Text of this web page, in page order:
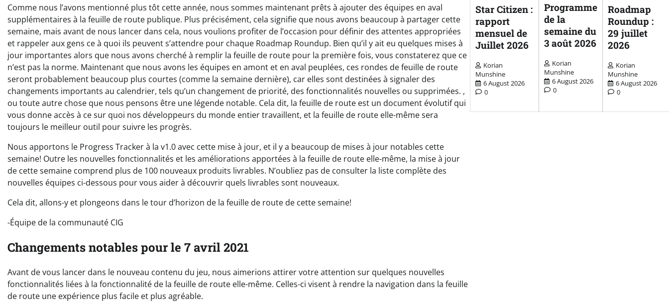
Comme nous l’avons mentionné plus tôt cette année, nous sommes maintenant prêts à ajouter des équipes en aval
supplémentaires à la feuille de route publique. Plus précisément, cela signifie que nous avons beaucoup à partager cette
semaine, mais avant de nous lancer dans cela, nous voulions profiter de l’occasion pour définir des attentes appropriées
et rappeler aux gens ce à quoi ils peuvent s’attendre pour chaque Roadmap Roundup. Bien qu’il y ait eu quelques mises à
jour importantes alors que nous avons cherché à remplir la feuille de route pour la première fois, vous constaterez que ce
n’est pas la norme. Maintenant que nous avons les équipes en amont et en aval peuplées, ces rondes de feuille de route
seront probablement beaucoup plus courtes (comme la semaine dernière), car elles sont destinées à signaler des
changements importants au calendrier, tels qu’un changement de priorité, des fonctionnalités nouvelles ou supprimées. ,
ou toute autre chose que nous pensons être une légende notable. Cela dit, la feuille de route est un document évolutif qui
vous donne accès à ce sur quoi nos développeurs du monde entier travaillent, et la feuille de route elle-même sera
toujours le meilleur outil pour suivre les progrès.
Nous apportons le Progress Tracker à la v1.0 avec cette mise à jour, et il y a beaucoup de mises à jour notables cette
semaine! Outre les nouvelles fonctionnalités et les améliorations apportées à la feuille de route elle-même, la mise à jour
de cette semaine comprend plus de 100 nouveaux produits livrables. N’oubliez pas de consulter la liste complète des
nouvelles équipes ci-dessous pour vous aider à découvrir quels livrables sont nouveaux.
Cela dit, allons-y et plongeons dans le tour d’horizon de la feuille de route de cette semaine!
-Équipe de la communauté CIG
Changements notables pour le 7 avril 2021
Avant de vous lancer dans le nouveau contenu du jeu, nous aimerions attirer votre attention sur quelques nouvelles
fonctionnalités liées à la fonctionnalité de la feuille de route elle-même. Celles-ci visent à rendre la navigation dans la feuille
de route une expérience plus facile et plus agréable.
Star Citizen :
rapport
mensuel de
Juillet 2026
Korian
Munshine
6 August 2026
0
Programme
de la
semaine du
3 août 2026
Korian
Munshine
6 August 2026
0
Roadmap
Roundup :
29 juillet
2026
Korian
Munshine
6 August 2026
0